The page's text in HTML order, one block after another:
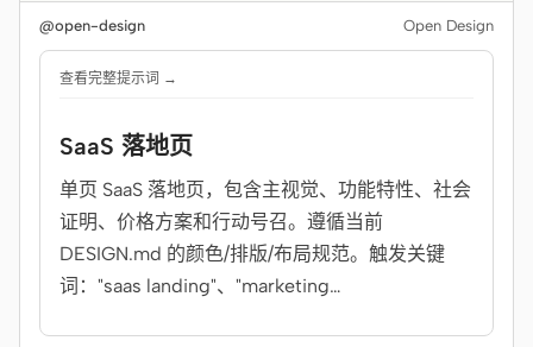
@open-design Open Design
查看完整提示词 →
SaaS 落地页
单页 SaaS 落地页，包含主视觉、功能特性、社会
证明、价格方案和行动号召。遵循当前
DESIGN.md 的颜色/排版/布局规范。触发关键
词："saas landing"、"marketing